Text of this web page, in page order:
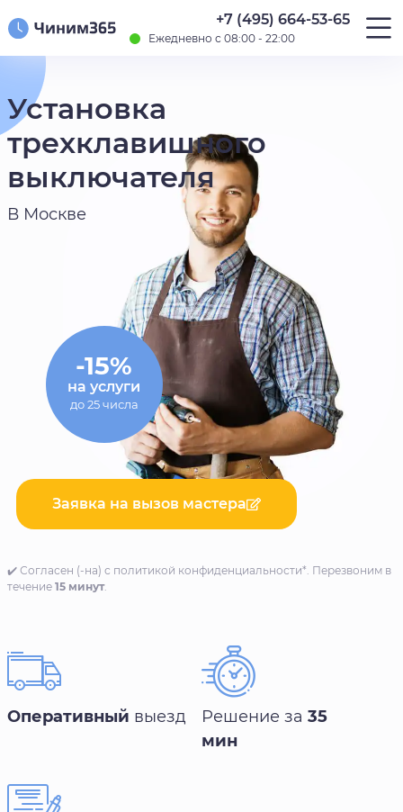
+7 (495) 664-53-65
Ежедневно с 08:00 - 22:00
Установка
трехклавишного
выключателя
В Москве
Заявка на вызов мастера
✔️ Согласен (-на) с политикой конфиденциальности*. Перезвоним в
течение 15 минут.
-15%
на услуги
до 25 числа
Оперативный выезд Решение за 35
мин